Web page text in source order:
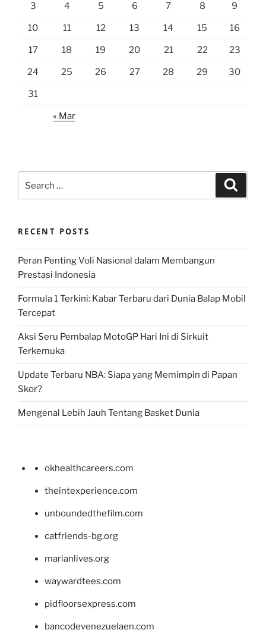
3 4 5 6 7 8 9
10 11 12 13 14 15 16
17 18 19 20 21 22 23
24 25 26 27 28 29 30
31
« Mar
for:
RECENT POSTS
Peran Penting Voli Nasional dalam Membangun
Prestasi Indonesia
Formula 1 Terkini: Kabar Terbaru dari Dunia Balap Mobil
Tercepat
Aksi Seru Pembalap MotoGP Hari Ini di Sirkuit
Terkemuka
Update Terbaru NBA: Siapa yang Memimpin di Papan
Skor?
Mengenal Lebih Jauh Tentang Basket Dunia
okhealthcareers.com
theintexperience.com
unboundedthefilm.com
catfriends-bg.org
marianlives.org
waywardtees.com
pidfloorsexpress.com
bancodevenezuelaen.com